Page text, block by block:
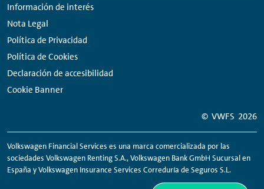
Información de interés
Nota Legal
Política de Privacidad
Política de Cookies
Declaración de accesibilidad
Cookie Banner
sociales
© VWFS 2026
Volkswagen Financial Services es una marca comercializada por las
sociedades Volkswagen RentingS.A., Volkswagen Bank GmbH Sucursal en
España y Volkswagen Insurance Services Correduría de Seguros S.L.